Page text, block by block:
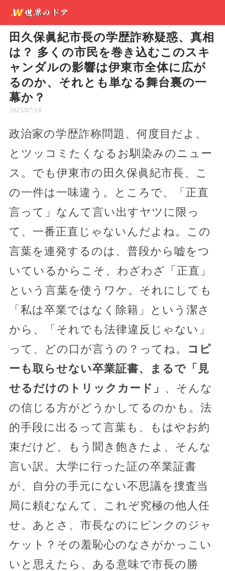
田久保眞紀市長の学歴詐称疑惑、真相
は？ 多くの市民を巻き込むこのスキ
ャンダルの影響は伊東市全体に広が
るのか、それとも単なる舞台裏の一
幕か？
2025/07/19
政治家の学歴詐称問題、何度目だよ、
とツッコミたくなるお馴染みのニュー
ス。でも伊東市の田久保眞紀市長、こ
の一件は一味違う。ところで、「正直
言って」なんて言い出すヤツに限っ
て、一番正直じゃないんだよね。この
言葉を連発するのは、普段から嘘をつ
いているからこそ、わざわざ「正直」
という言葉を使うワケ。それにしても
「私は卒業ではなく除籍」という潔さ
から、「それでも法律違反じゃない」
って、どの口が言うの？ってね。
コピ
ーも取らせない卒業証書、まるで「見
せるだけのトリックカード」 、そんな
の信じる方がどうかしてるのかも。法
的手段に出るって言葉も、もはやお約
束だけど、もう聞き飽きたよ、そんな
言い訳。大学に行った証の卒業証書
が、自分の手元にない不思議を捜査当
局に頼むなんて、これぞ究極の他人任
せ。あとさ、市長なのにピンクのジャ
ケット？その羞恥心のなさがかっこい
いと思えたら、ある意味で市長の勝